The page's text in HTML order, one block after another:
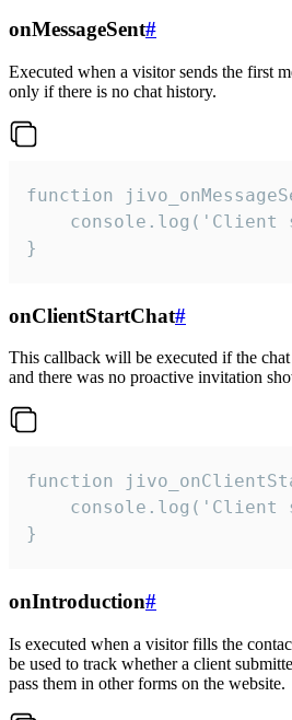
onMessageSent#
Executed when a visitor sends the first
only if there is no chat history.
function
console.log('Client
}
onClientStartChat#
This callback will be executed if the
and there was no proactive invitation
function
console.log('Client
}
onIntroduction#
Is executed when a visitor fills the
be used to track whether a client
pass them in other forms on the website.